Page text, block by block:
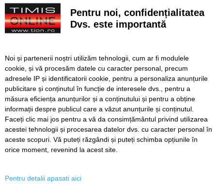
Avansează șantierul Pasajului Slavici–Polonă. Lațcău: „La
sfârșitul anului viitor vom circula pe podurile noi”
VIDEO. Din toamnă, încă 324 de locuri de cazare pentru
Lipsă de kerosen pe Aeroportul Arad. Unele avioane sunt
nevoite să facă escală
Camion cu 6.000 de litri de hipoclorit răsturnat la Coșava.
Autoritățile au izolat zona
SERVICII Redactia
Folosinta Cookie-urilor
Pentru noi, confidențialitatea
Dvs. este importantă
Noi și partenerii noștri utilizăm tehnologii, cum ar fi modulele
cookie, și vă procesăm datele cu caracter personal, precum
adresele IP și identificatorii cookie, pentru a personaliza anunțurile
publicitare și conținutul în funcție de interesele dvs., pentru a
măsura eficiența anunțurilor și a conținutului și pentru a obține
informații despre publicul care a văzut anunțurile și conținutul.
Faceți clic mai jos pentru a vă da consimțământul privind utilizarea
acestei tehnologii și procesarea datelor dvs. cu caracter personal în
aceste scopuri. Vă puteți răzgândi și puteți schimba opțiunile în
orice moment, revenind la acest site.
Pentru detalii apasati aici